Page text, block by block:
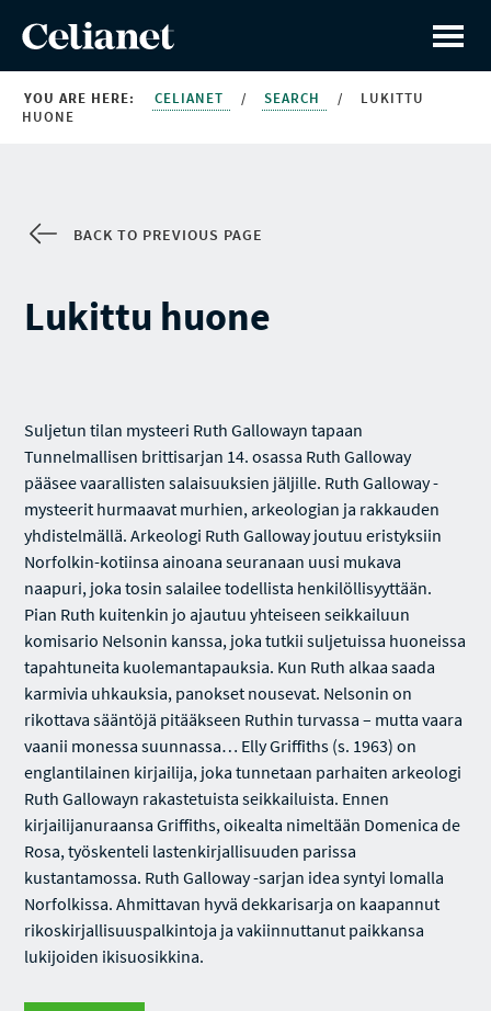
YOU ARE HERE: CELIANET / SEARCH /
LUKITTU
HUONE
BACK TO PREVIOUS PAGE
Lukittu huone
Suljetun tilan mysteeri Ruth Gallowayn tapaan
Tunnelmallisen brittisarjan 14. osassa Ruth Galloway
pääsee vaarallisten salaisuuksien jäljille. Ruth Galloway -
mysteerit hurmaavat murhien, arkeologian ja rakkauden
yhdistelmällä. Arkeologi Ruth Galloway joutuu eristyksiin
Norfolkin-kotiinsa ainoana seuranaan uusi mukava
naapuri, joka tosin salailee todellista henkilöllisyyttään.
Pian Ruth kuitenkin jo ajautuu yhteiseen seikkailuun
komisario Nelsonin kanssa, joka tutkii suljetuissa huoneissa
tapahtuneita kuolemantapauksia. Kun Ruth alkaa saada
karmivia uhkauksia, panokset nousevat. Nelsonin on
rikottava sääntöjä pitääkseen Ruthin turvassa – mutta vaara
vaanii monessa suunnassa… Elly Griffiths (s. 1963) on
englantilainen kirjailija, joka tunnetaan parhaiten arkeologi
Ruth Gallowayn rakastetuista seikkailuista. Ennen
kirjailijanuraansa Griffiths, oikealta nimeltään Domenica de
Rosa, työskenteli lastenkirjallisuuden parissa
kustantamossa. Ruth Galloway -sarjan idea syntyi lomalla
Norfolkissa. Ahmittavan hyvä dekkarisarja on kaapannut
rikoskirjallisuuspalkintoja ja vakiinnuttanut paikkansa
lukijoiden ikisuosikkina.